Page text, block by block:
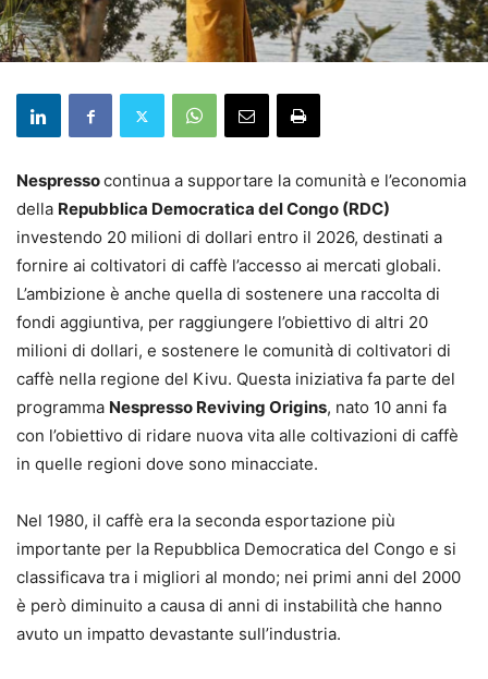
Nespressocontinua a supportare la comunità e l’economia
della Repubblica Democratica del Congo (RDC)
investendo 20 milioni di dollari entro il 2026, destinati a
fornire ai coltivatori di caffè l’accesso ai mercati globali.
L’ambizione è anche quella di sostenere una raccolta di
fondi aggiuntiva, per raggiungere l’obiettivo di altri 20
milioni di dollari, e sostenere le comunità di coltivatori di
caffè nella regione del Kivu. Questa iniziativa fa parte del
programma Nespresso Reviving Origins, nato 10 anni fa
con l’obiettivo di ridare nuova vita alle coltivazioni di caffè
in quelle regioni dove sono minacciate.
Nel 1980, il caffè era la seconda esportazione più
importante per la Repubblica Democratica del Congo e si
classificava tra i migliori al mondo; nei primi anni del 2000
è però diminuito a causa di anni di instabilità che hanno
avuto un impatto devastante sull’industria.